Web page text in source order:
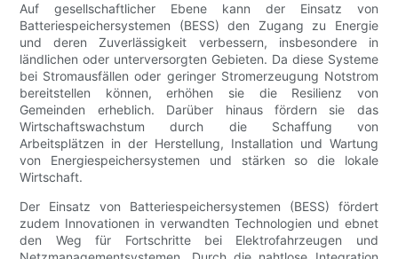
Auf gesellschaftlicher Ebene kann der Einsatz von
Batteriespeichersystemen (BESS) den Zugang zu Energie
und deren Zuverlässigkeit verbessern, insbesondere in
ländlichen oder unterversorgten Gebieten. Da diese Systeme
bei Stromausfällen oder geringer Stromerzeugung Notstrom
bereitstellen können, erhöhen sie die Resilienz von
Gemeinden erheblich. Darüber hinaus fördern sie das
Wirtschaftswachstum durch die Schaffung von
Arbeitsplätzen in der Herstellung, Installation und Wartung
von Energiespeichersystemen und stärken so die lokale
Wirtschaft.
Der Einsatz von Batteriespeichersystemen (BESS) fördert
zudem Innovationen in verwandten Technologien und ebnet
den Weg für Fortschritte bei Elektrofahrzeugen und